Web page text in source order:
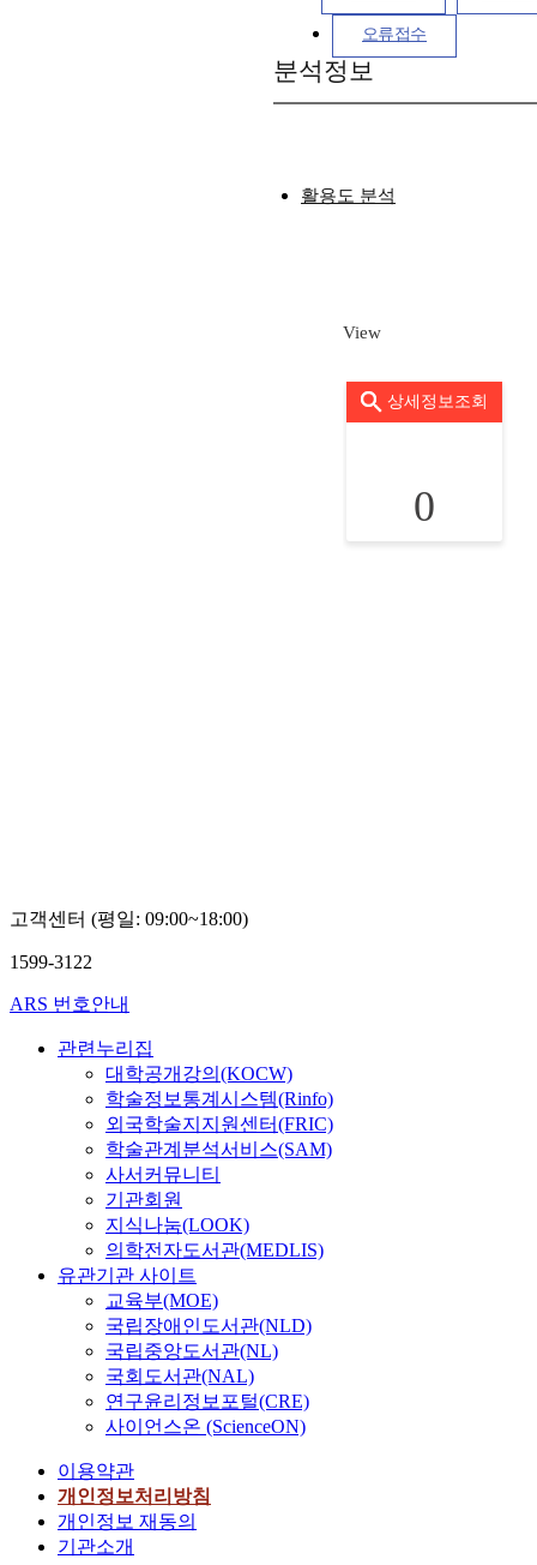
오류접수
분석정보
활용도 분석
View
상세정보조회
0
고객센터 (평일: 09:00~18:00)
1599-3122
ARS 번호안내
관련누리집
대학공개강의(KOCW)
학술정보통계시스템(Rinfo)
외국학술지지원센터(FRIC)
학술관계분석서비스(SAM)
사서커뮤니티
기관회원
지식나눔(LOOK)
의학전자도서관(MEDLIS)
유관기관 사이트
교육부(MOE)
국립장애인도서관(NLD)
국립중앙도서관(NL)
국회도서관(NAL)
연구윤리정보포털(CRE)
사이언스온 (ScienceON)
이용약관
개인정보처리방침
개인정보 재동의
기관소개